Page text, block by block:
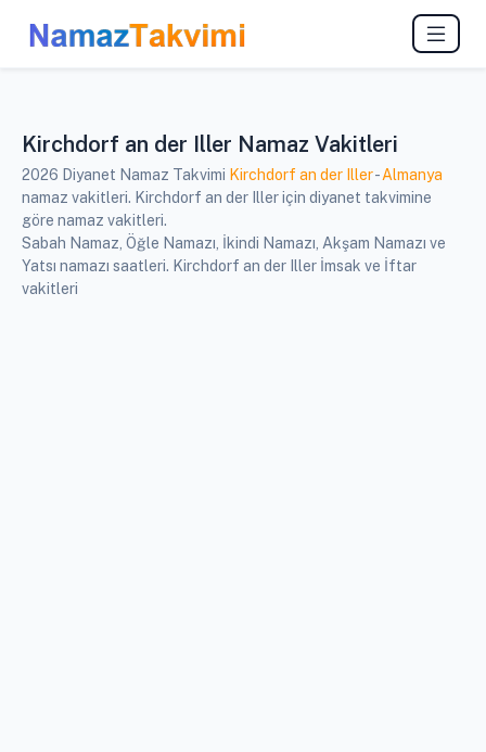
Kirchdorf an der Iller Namaz Vakitleri
2026 Diyanet Namaz Takvimi Kirchdorf an der Iller-Almanya
namaz vakitleri. Kirchdorf an der Iller için diyanet takvimine
göre namaz vakitleri.
Sabah Namaz, Öğle Namazı, İkindi Namazı, Akşam Namazı ve
Yatsı namazı saatleri. Kirchdorf an der Iller İmsak ve İftar
vakitleri